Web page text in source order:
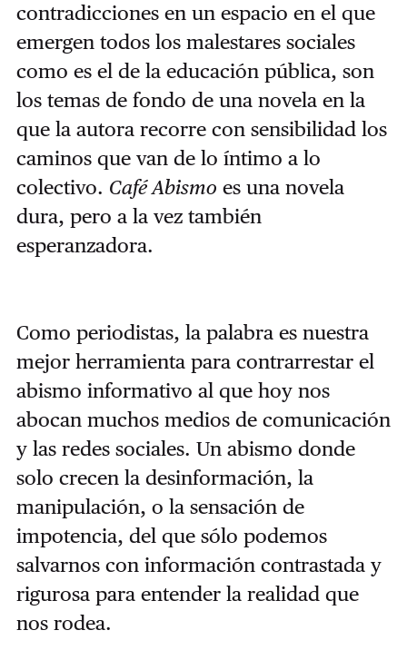
contradicciones en un espacio en el que
emergen todos los malestares sociales
como es el de la educación pública, son
los temas de fondo de una novela en la
que la autora recorre con sensibilidad los
caminos que van de lo íntimo a lo
colectivo. Café Abismo es una novela
dura, pero a la vez también
esperanzadora.
Como periodistas, la palabra es nuestra
mejor herramienta para contrarrestar el
abismo informativo al que hoy nos
abocan muchos medios de comunicación
y las redes sociales. Un abismo donde
solo crecen la desinformación, la
manipulación, o la sensación de
impotencia, del que sólo podemos
salvarnos con información contrastada y
rigurosa para entender la realidad que
nos rodea.